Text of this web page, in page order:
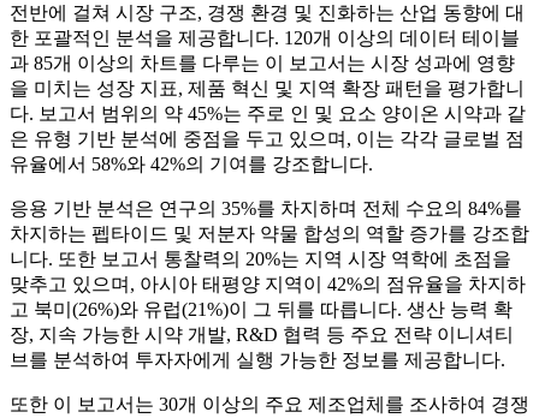
전반에 걸쳐 시장 구조, 경쟁 환경 및 진화하는 산업 동향에 대
한 포괄적인 분석을 제공합니다. 120개 이상의 데이터 테이블
과 85개 이상의 차트를 다루는 이 보고서는 시장 성과에 영향
을 미치는 성장 지표, 제품 혁신 및 지역 확장 패턴을 평가합니
다. 보고서 범위의 약 45%는 주로 인 및 요소 양이온 시약과 같
은 유형 기반 분석에 중점을 두고 있으며, 이는 각각 글로벌 점
유율에서 58%와 42%의 기여를 강조합니다.
응용 기반 분석은 연구의 35%를 차지하며 전체 수요의 84%를
차지하는 펩타이드 및 저분자 약물 합성의 역할 증가를 강조합
니다. 또한 보고서 통찰력의 20%는 지역 시장 역학에 초점을
맞추고 있으며, 아시아 태평양 지역이 42%의 점유율을 차지하
고 북미(26%)와 유럽(21%)이 그 뒤를 따릅니다. 생산 능력 확
장, 지속 가능한 시약 개발, R&D 협력 등 주요 전략 이니셔티
브를 분석하여 투자자에게 실행 가능한 정보를 제공합니다.
또한 이 보고서는 30개 이상의 주요 제조업체를 조사하여 경쟁